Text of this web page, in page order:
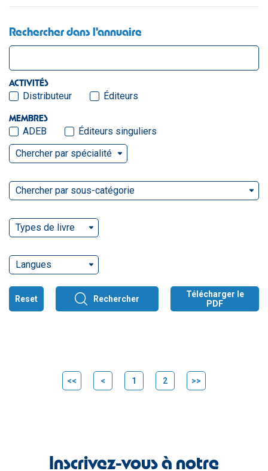
Rechercher dans l'annuaire
ACTIVITÉS
Distributeur Éditeurs
MEMBRES
ADEB
Éditeurs singuliers
Chercher par spécialité
Chercher par sous-catégorie
Types de livre
Langues
Reset Rechercher
Télécharger le
PDF
<< < 1 2 >>
Inscrivez-vous à notre